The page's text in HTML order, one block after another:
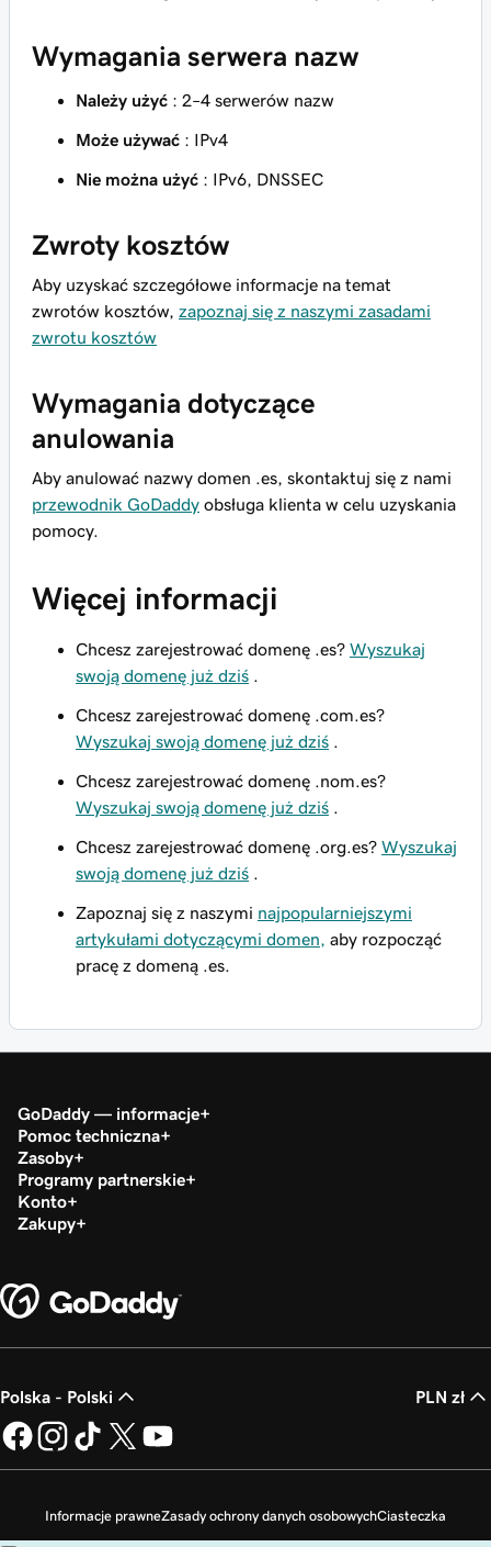
Wymagania serwera nazw
Należy użyć : 2–4 serwerów nazw
Może używać : IPv4
Nie można użyć : IPv6, DNSSEC
Zwroty kosztów
Aby uzyskać szczegółowe informacje na temat
zwrotów kosztów, zapoznaj się z naszymi zasadami
zwrotu kosztów
Wymagania dotyczące
anulowania
Aby anulować nazwy domen .es, skontaktuj się z nami
przewodnik GoDaddy obsługa klienta w celu uzyskania
pomocy.
Więcej informacji
Chcesz zarejestrować domenę .es? Wyszukaj
swoją domenę już dziś
Chcesz zarejestrować domenę .com.es?
Wyszukaj swoją domenę już dziś
Chcesz zarejestrować domenę .nom.es?
Wyszukaj swoją domenę już dziś
Chcesz zarejestrować domenę .org.es? Wyszukaj
swoją domenę już dziś
Zapoznaj się z naszymi najpopularniejszymi
artykułami dotyczącymi domen,
aby rozpocząć
pracę z domeną .es.
GoDaddy — informacje
Pomoc techniczna
Zasoby
Programy partnerskie
Konto
Zakupy
Polska - Polski PLN zł
Informacje prawneZasady ochrony danych osobowychCiasteczka